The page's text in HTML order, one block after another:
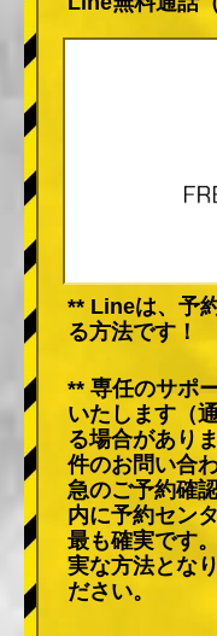
** Lineは、予
る方法です！
** 専任のサポ
いたします（
る場合があり
件のお問い合
急のご予約確
内に予約セン
最も確実です
実な方法とな
ださい。